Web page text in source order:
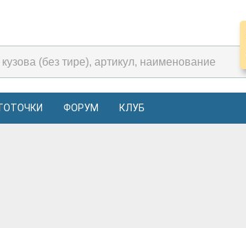
ФОРУМ КЛУБ